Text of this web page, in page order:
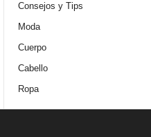
Consejos y Tips
Moda
Cuerpo
Cabello
Ropa